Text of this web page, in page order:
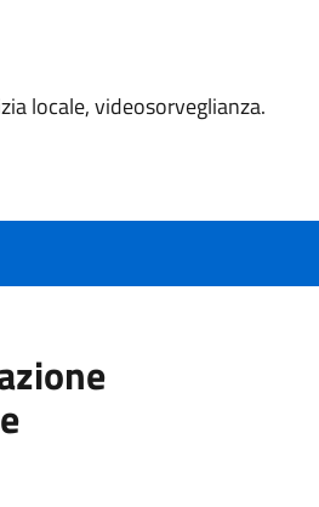
locale, videosorveglianza.